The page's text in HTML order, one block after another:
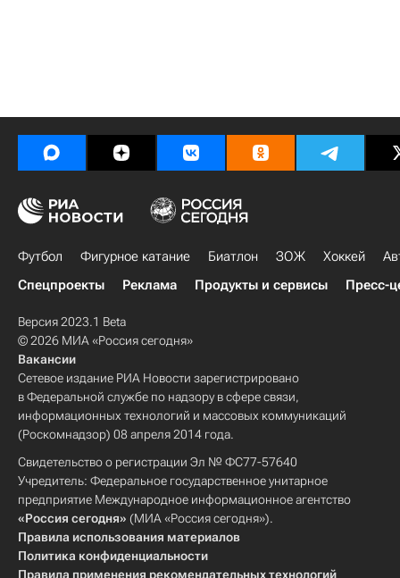
Футбол Фигурное катание Биатлон ЗОЖ Хоккей
Спецпроекты
Реклама Продукты и сервисы Пресс-
Версия 2023.1 Beta
© 2026 МИА «Россия сегодня»
Вакансии
Сетевое издание РИА Новости зарегистрировано
в Федеральной службе по надзору в сфере связи,
информационных технологий и массовых коммуникаций
(Роскомнадзор) 08 апреля 2014 года.
Свидетельство о регистрации Эл № ФС77-57640
Учредитель: Федеральное государственное унитарное
предприятие Международное информационное агентство
«Россия сегодня» (МИА «Россия сегодня»).
Правила использования материалов
Политика конфиденциальности
Правила применения рекомендательных технологий